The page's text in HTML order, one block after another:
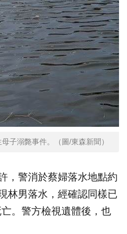
子溺斃事件。（圖/東森新聞）
，警消於蔡婦落水地點約
林男落水，經確認同樣已
。警方檢視遺體後，也